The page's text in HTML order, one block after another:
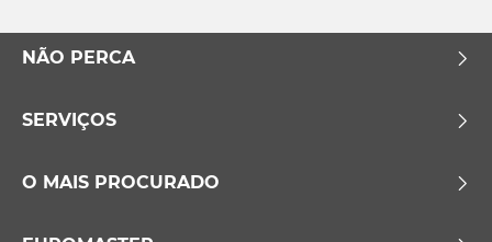
NÃO PERCA
SERVIÇOS
O MAIS PROCURADO